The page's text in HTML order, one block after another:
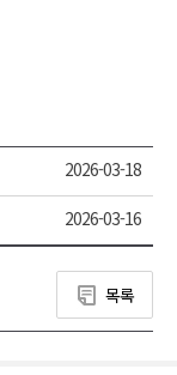
2026-03-18
2026-03-16
목록